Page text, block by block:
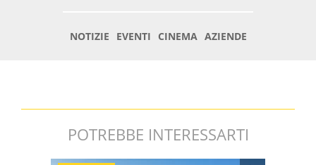
POTREBBE INTERESSARTI